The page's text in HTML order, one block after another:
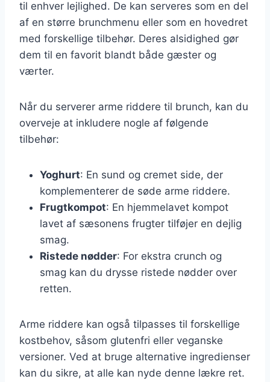
til enhver lejlighed. De kan serveres som en del
af en større brunchmenu eller som en hovedret
med forskellige tilbehør. Deres alsidighed gør
dem til en favorit blandt både gæster og
værter.
Når du serverer arme riddere til brunch, kan du
overveje at inkludere nogle af følgende
tilbehør:
Yoghurt: En sund og cremet side, der
komplementerer de søde arme riddere.
Frugtkompot: En hjemmelavet kompot
lavet af sæsonens frugter tilføjer en dejlig
smag.
Ristede nødder: For ekstra crunch og
smag kan du drysse ristede nødder over
retten.
Arme riddere kan også tilpasses til forskellige
kostbehov, såsom glutenfri eller veganske
versioner. Ved at bruge alternative ingredienser
kan du sikre, at alle kan nyde denne lækre ret.